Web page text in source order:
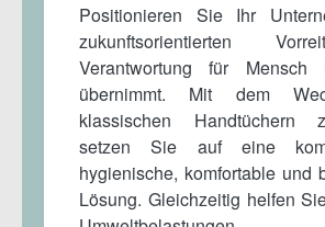
Positionieren Sie Ihr
zukunftsorientierten
Verantwortung für Mensch
übernimmt. Mit dem
klassischen Handtüchern
setzen Sie auf eine
hygienische, komfortable und
Lösung. Gleichzeitig helfen